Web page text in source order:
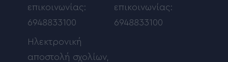
επικοινωνίας:
6948833100
Ηλεκτρονική
αποστολή σχολίων,
επικοινωνίας:
6948833100